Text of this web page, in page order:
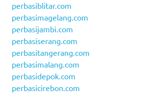
perbasiblitar.com
perbasimagelang.com
perbasijambi.com
perbasiserang.com
perbasitangerang.com
perbasimalang.com
perbasidepok.com
perbasicirebon.com